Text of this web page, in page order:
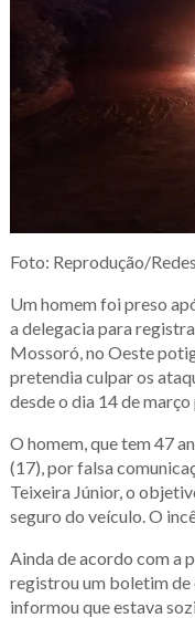
Foto: Reprodução/
Um homem foi preso
a delegacia para
Mossoró, no Oeste
pretendia culpar os
desde o dia 14 de
O homem, que tem 47
(17), por falsa
Teixeira Júnior, o
seguro do veículo. O
Ainda de acordo com a
registrou um boletim
informou que estava